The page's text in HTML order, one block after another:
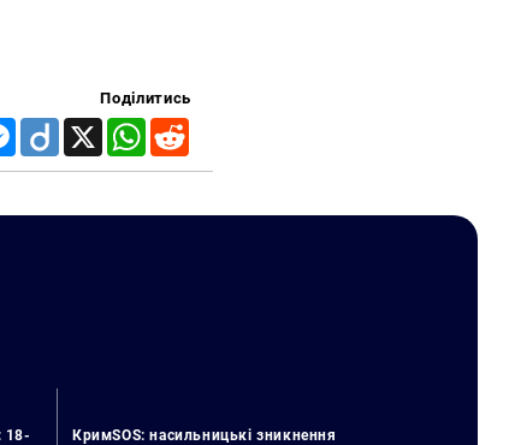
Поділитись
Messenger
Diigo X WhatsApp
18-
КримSOS: насильницькі зникнення